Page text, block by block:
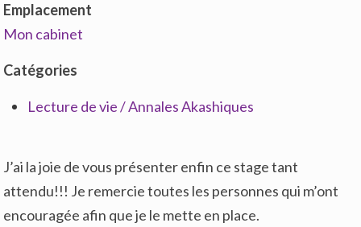
Emplacement
Mon cabinet
Catégories
Lecture de vie / Annales Akashiques
J’ai la joie de vous présenter enfin ce stage tant
attendu!!! Je remercie toutes les personnes qui m’ont
encouragée afin que je le mette en place.